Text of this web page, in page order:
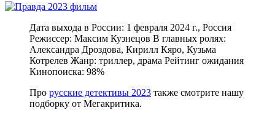
Дата выхода в России: 1 февраля 2024 г., Россия
Режиссер: Максим Кузнецов В главных ролях:
Александра Дроздова, Кирилл Кяро, Кузьма
Котрелев Жанр: триллер, драма Рейтинг ожидания
Кинопоиска: 98%
Про русские детективы 2023 также смотрите нашу
подборку от Мегакритика.